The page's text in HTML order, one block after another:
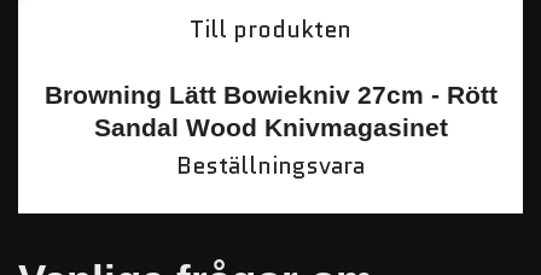
Till produkten
Browning Lätt Bowiekniv 27cm - Rött
Sandal Wood Knivmagasinet
Beställningsvara